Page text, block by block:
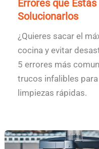
Errores que
Solucionarlos
¿Quieres sacar el
cocina y evitar
5 errores más
trucos infalibles
limpiezas rápidas.